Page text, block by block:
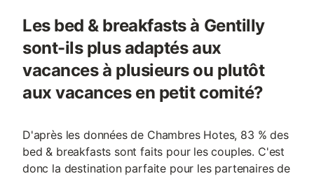
Les bed & breakfasts à Gentilly
sont-ils plus adaptés aux
vacances à plusieurs ou plutôt
aux vacances en petit comité?
D'après les données de Chambres Hotes, 83 % des
bed & breakfasts sont faits pour les couples. C'est
donc la destination parfaite pour les partenaires de